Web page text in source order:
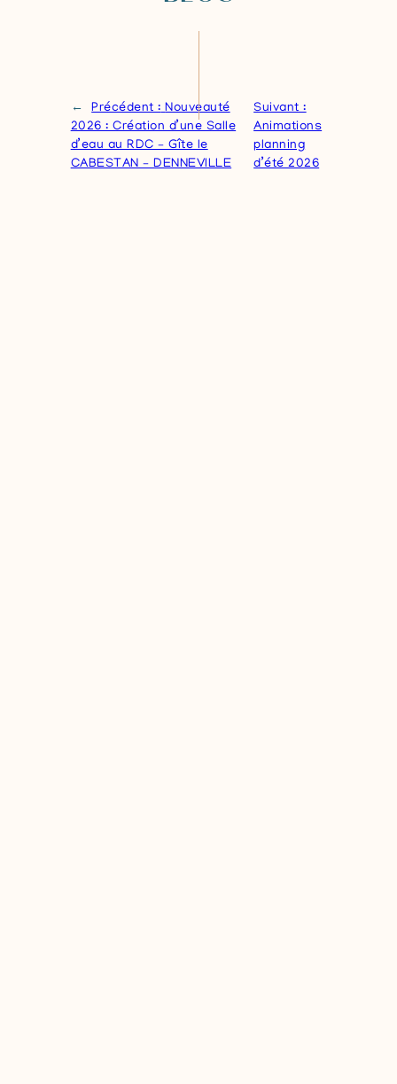
← Précédent : Nouveauté
2026 : Création d’une Salle
d’eau au RDC – Gîte le
CABESTAN – DENNEVILLE
Suivant :
Animations
planning
d’été 2026